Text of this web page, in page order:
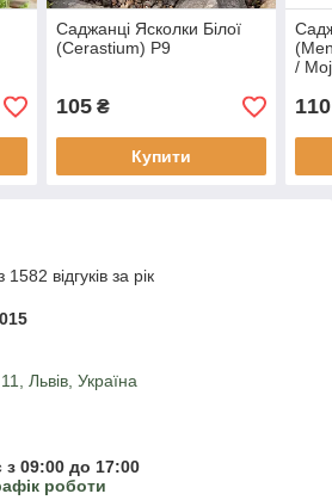
Саджанці Ясколки Білої
(Cerastium) P9
105₴
Купити
/
110
відгуків за рік
Львів, Україна
09:00 до 17:00
роботи